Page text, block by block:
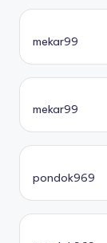
mekar99
mekar99
pondok969